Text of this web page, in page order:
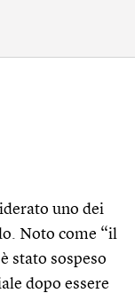
uno dei
Noto come “il
stato sospeso
dopo essere